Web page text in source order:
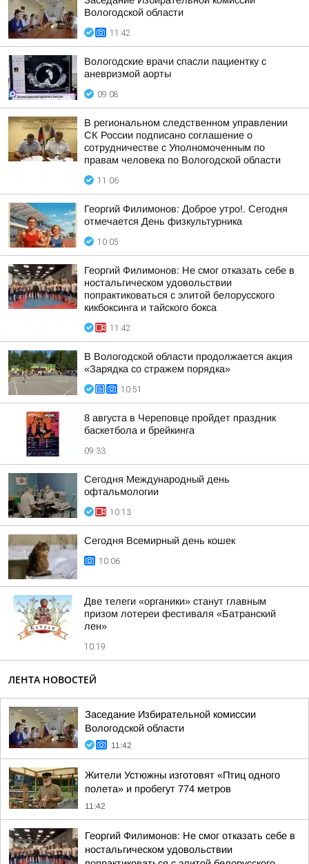
Вологодской области
11:42
Вологодские врачи спасли пациентку с
аневризмой аорты
09:08
В региональном следственном управлении
СК России подписано соглашение о
сотрудничестве с Уполномоченным по
правам человека по Вологодской области
11:06
Георгий Филимонов: Доброе утро!. Сегодня
отмечается День физкультурника
10:05
Георгий Филимонов: Не смог отказать себе в
ностальгическом удовольствии
попрактиковаться с элитой белорусского
кикбоксинга и тайского бокса
11:42
В Вологодской области продолжается акция
«Зарядка со стражем порядка»
10:51
8 августа в Череповце пройдет праздник
баскетбола и брейкинга
09:33
Сегодня Международный день
офтальмологии
10:13
Сегодня Всемирный день кошек
10:06
Две телеги «органики» станут главным
призом лотереи фестиваля «Батранский
лен»
10:19
ЛЕНТА НОВОСТЕЙ
Заседание Избирательной комиссии
Вологодской области
11:42
Жители Устюжны изготовят «Птиц одного
полета» и пробегут 774 метров
11:42
Георгий Филимонов: Не смог отказать себе в
ностальгическом удовольствии